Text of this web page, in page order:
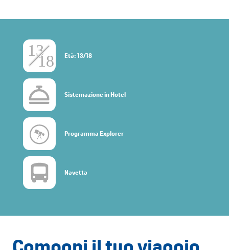
Età: 13/18
Sistemazione in Hotel
Programma Explorer
Navetta